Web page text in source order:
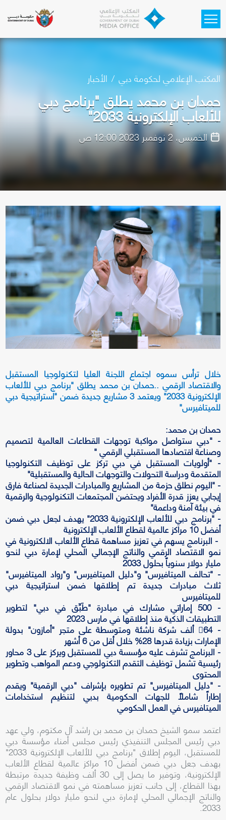
المكتب الإعلامي لحكومة دبي الأخبار
حمدان بن محمد يطلق "برنامج دبي
للألعاب الإلكترونية 2033"
الخميس، 2 نوفمبر 2023 12:00 ص
خلال ترأس سموه اجتماع اللجنة العليا لتكنولوجيا المستقبل
والاقتصاد الرقمي ..حمدان بن محمد يطلق "برنامج دبي للألعاب
الإلكترونية 2033" ويعتمد 3 مشاريع جديدة ضمن "استراتيجية دبي
للميتافيرس"
حمدان بن محمد:
- "دبي ستواصل مواكبة توجهات القطاعات العالمية لتصميم
وصناعة اقتصادها المستقبلي الرقمي "
- "أولويات المستقبل في دبي تركز على توظيف التكنولوجيا
المتقدمة ودراسة التحولات والتوجهات الحالية والمستقبلية"
- "اليوم نطلق حزمة من المشاريع والمبادرات الجديدة لصناعة فارق
إيجابي يعزز قدرة الأفراد ويحتضن المجتمعات التكنولوجية والرقمية
في بيئة آمنة وداعمة"
- "برنامج دبي للألعاب الإلكترونية 2033" يهدف لجعل دبي ضمن
أفضل 10 مراكز عالمية لقطاع الألعاب الإلكترونية
- البرنامج يسهم في تعزيز مساهمة قطاع الألعاب الالكترونية في
نمو الاقتصاد الرقمي والناتج الإجمالي المحلي لإمارة دبي لنحو
مليار دولار سنوياً بحلول 2033
- "تحالف الميتافيرس" و"دليل الميتافيرس" و"رواد الميتافيرس"
ثلاث مبادرات جديدة تم إطلاقها ضمن استراتيجية دبي
للميتافيرس
- 500 إماراتي مشارك في مبادرة "طَبِّق في دبي" لتطوير
التطبيقات الذكية منذ إطلاقها في مارس 2023
- 64 ألف شركة ناشئة ومتوسطة على متجر "أمازون" بدولة
الإمارات بزيادة قدرها 28% خلال أقل من 6 أشهر
- البرنامج تشرف عليه مؤسسة دبي للمستقبل ويركز على 3 محاور
رئيسية تشمل توظيف التقدم التكنولوجي ودعم المواهب وتطوير
المحتوى
- "دليل الميتافيرس" تم تطويره بإشراف "دبي الرقمية" ويقدم
إطاراً شاملاً للجهات الحكومية بدبي لتنظيم استخدامات
الميتافيرس في العمل الحكومي
اعتمد سمو الشيخ حمدان بن محمد بن راشد آل مكتوم، ولي عهد
دبي رئيس المجلس التنفيذي رئيس مجلس أمناء مؤسسة دبي
للمستقبل، اليوم إطلاق "برنامج دبي للألعاب الإلكترونية 2033"
بهدف جعل دبي ضمن أفضل 10 مراكز عالمية لقطاع الألعاب
الإلكترونية، وتوفير ما يصل إلى 30 ألف وظيفة جديدة مرتبطة
بهذا القطاع، إلى جانب تعزيز مساهمته في نمو الاقتصاد الرقمي
والناتج الإجمالي المحلي لإمارة دبي لنحو مليار دولار بحلول عام
2033.